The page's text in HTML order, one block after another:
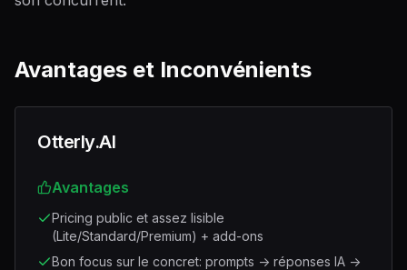
Avantages et Inconvénients
Otterly.AI
Avantages
Pricing public et assez lisible
(Lite/Standard/Premium) + add-ons
Bon focus sur le concret: prompts -> réponses IA ->